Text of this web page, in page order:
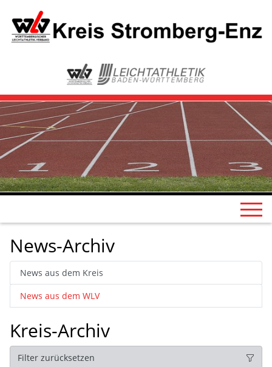
News-Archiv
News aus dem Kreis
News aus dem WLV
Kreis-Archiv
Filter zurücksetzen